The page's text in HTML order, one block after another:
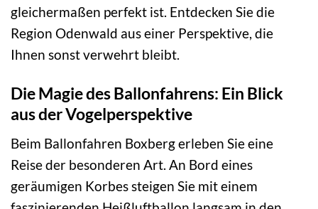
gleichermaßen perfekt ist. Entdecken Sie die
Region Odenwald aus einer Perspektive, die
Ihnen sonst verwehrt bleibt.
Die Magie des Ballonfahrens: Ein Blick
aus der Vogelperspektive
Beim Ballonfahren Boxberg erleben Sie eine
Reise der besonderen Art. An Bord eines
geräumigen Korbes steigen Sie mit einem